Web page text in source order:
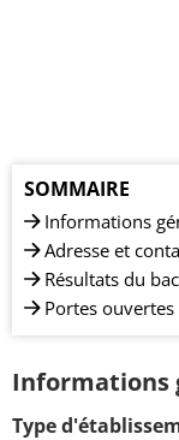
SOMMAIRE
Informations
Adresse et
Résultats du bac
Portes ouvertes
Informations
Type